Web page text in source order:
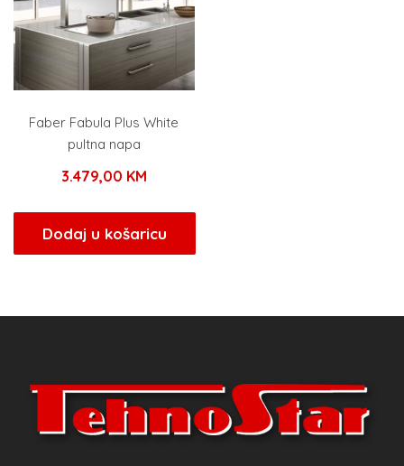
Faber Fabula Plus White
pultna napa
3.479,00 KM
Dodaj u košaricu